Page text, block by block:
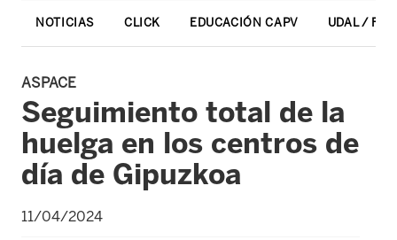
NOTICIAS CLICK EDUCACIÓN CAPV UDAL /
ASPACE
Seguimiento total de la
huelga en los centros de
día de Gipuzkoa
11/04/2024